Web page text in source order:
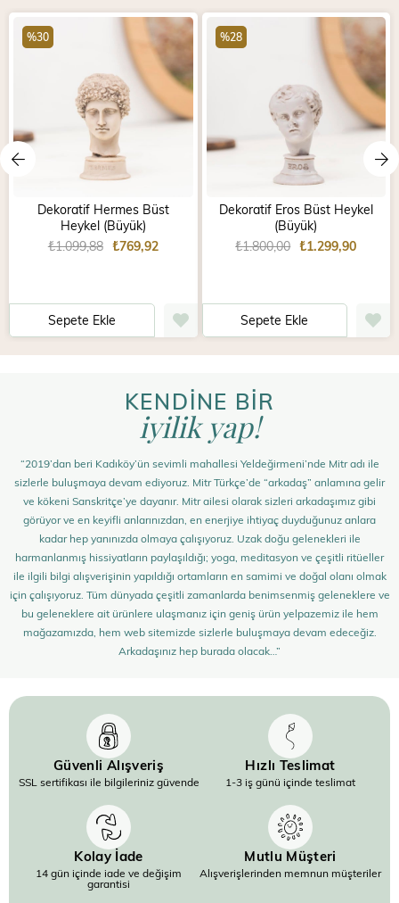
Dekoratif Hermes Büst
Heykel (Büyük)
₺769,92
₺1.099,88
Sepete Ekle
%30
Dekoratif Eros Büst Heykel
(Büyük)
₺1.299,90
₺1.800,00
Sepete Ekle
%28
KENDİNE BİR
iyilik yap!
“2019’dan beri Kadıköy’ün sevimli mahallesi Yeldeğirmeni’nde Mitr adı ile
sizlerle buluşmaya devam ediyoruz. Mitr Türkçe’de “arkadaş” anlamına gelir
ve kökeni Sanskritçe’ye dayanır. Mitr ailesi olarak sizleri arkadaşımız gibi
görüyor ve en keyifli anlarınızdan, en enerjiye ihtiyaç duyduğunuz anlara
kadar hep yanınızda olmaya çalışıyoruz. Uzak doğu gelenekleri ile
harmanlanmış hissiyatların paylaşıldığı; yoga, meditasyon ve çeşitli ritüeller
ile ilgili bilgi alışverişinin yapıldığı ortamların en samimi ve doğal olanı olmak
için çalışıyoruz. Tüm dünyada çeşitli zamanlarda benimsenmiş geleneklere ve
bu geleneklere ait ürünlere ulaşmanız için geniş ürün yelpazemiz ile hem
mağazamızda, hem web sitemizde sizlerle buluşmaya devam edeceğiz.
Arkadaşınız hep burada olacak…”
Güvenli Alışveriş
SSL sertifikası ile bilgileriniz güvende
Hızlı Teslimat
1-3 iş günü içinde teslimat
Kolay İade
14 gün içinde iade ve değişim
garantisi
Mutlu Müşteri
Alışverişlerinden memnun müşteriler